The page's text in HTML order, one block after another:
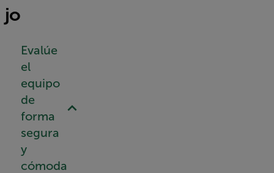
jo
Evalúe
el
equipo
de
forma
segura
y
cómoda